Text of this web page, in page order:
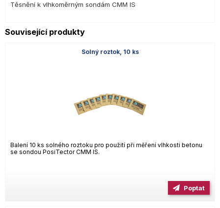
Těsnění k vlhkoměrným sondám CMM IS
Související produkty
Solný roztok, 10 ks
Balení 10 ks solného roztoku pro použití při měření vlhkosti betonu
se sondou PosiTector CMM IS.
Poptat